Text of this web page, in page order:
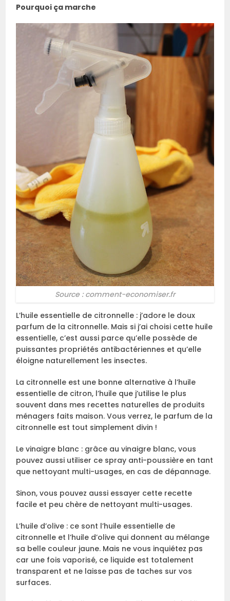
Pourquoi ça marche
Source : comment-economiser.fr
L’huile essentielle de citronnelle : j’adore le doux
parfum de la citronnelle. Mais si j’ai choisi cette huile
essentielle, c’est aussi parce qu’elle possède de
puissantes propriétés antibactériennes et qu’elle
éloigne naturellement les insectes.
La citronnelle est une bonne alternative à l’huile
essentielle de citron, l’huile que j’utilise le plus
souvent dans mes recettes naturelles de produits
ménagers faits maison. Vous verrez, le parfum de la
citronnelle est tout simplement divin !
Le vinaigre blanc : grâce au vinaigre blanc, vous
pouvez aussi utiliser ce spray anti-poussière en tant
que nettoyant multi-usages, en cas de dépannage.
Sinon, vous pouvez aussi essayer cette recette
facile et peu chère de nettoyant multi-usages.
L’huile d’olive : ce sont l’huile essentielle de
citronnelle et l’huile d’olive qui donnent au mélange
sa belle couleur jaune. Mais ne vous inquiétez pas
car une fois vaporisé, ce liquide est totalement
transparent et ne laisse pas de taches sur vos
surfaces.